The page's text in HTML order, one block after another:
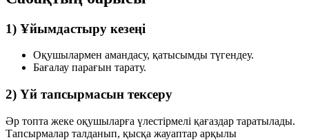
1) Ұйымдастыру кезеңі
Оқушылармен амандасу, қатысымды түгендеу.
Бағалау парағын тарату.
2) Үй тапсырмасын тексеру
Әр топта жеке оқушыларға үлестірмелі қағаздар таратылады.
Тапсырмалар талданып, қысқа жауаптар арқылы